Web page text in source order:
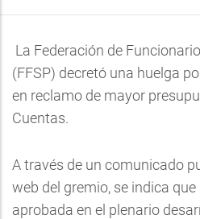
La Federación de
(FFSP) decretó una huelga
en reclamo de mayor
Cuentas.
A través de un comunicado
web del gremio, se indica
aprobada en el plenario